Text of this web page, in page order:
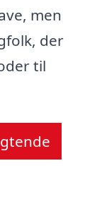
men
der
til